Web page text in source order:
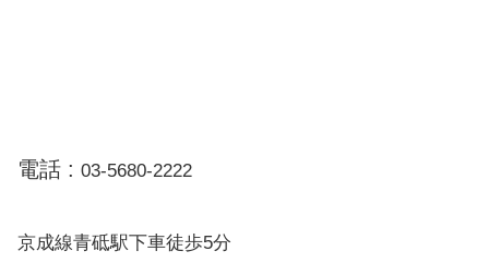
電話 : 03-5680-2222
京成線青砥駅下車徒歩5分